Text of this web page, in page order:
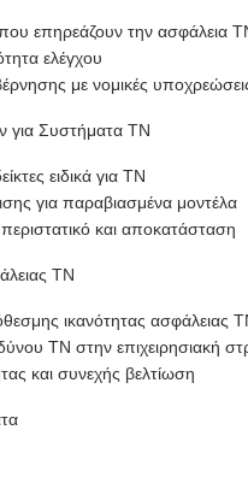
επηρεάζουν την ασφάλεια
ελέγχου
με νομικές
για Συστήματα ΤΝ
ειδικά για ΤΝ
για παραβιασμένα μοντέλα
και αποκατάσταση
ΤΝ
ικανότητας ασφάλειας
ΤΝ στην επιχειρησιακή
και συνεχής βελτίωση